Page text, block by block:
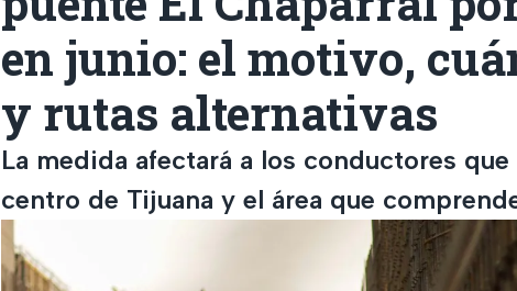
en junio: el motivo,
y rutas alternativas
La medida afectará a los conductores
centro de Tijuana y el área que